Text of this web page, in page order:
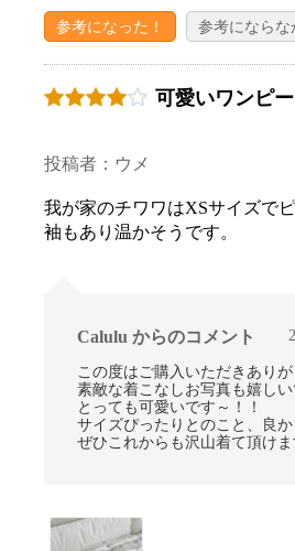
参考になった！ 参考にならな
可愛いワンピ
投稿者：ウメ
我が家のチワワはXSサイズでピ
袖もあり温かそうです。
Calulu からのコメント
この度はご購入いただきありが
素敵な着こなしお写真も嬉し
とっても可愛いです～！！
サイズぴったりとのこと、良か
ぜひこれからも沢山着て頂け